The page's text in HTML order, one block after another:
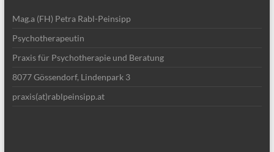
Mag.a (FH) Petra Rabl-Peinsipp
Psychotherapeutin
Praxis für Psychotherapie und Beratung
8077 Gössendorf, Lindenpark 3
praxis(at)rablpeinsipp.at